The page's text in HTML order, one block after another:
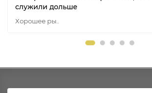
служили дольше
Хорошее ры..